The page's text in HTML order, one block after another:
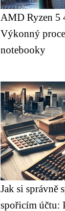
AMD Ryzen 5
Výkonný
notebooky
Jak si správně
spořicím účtu: